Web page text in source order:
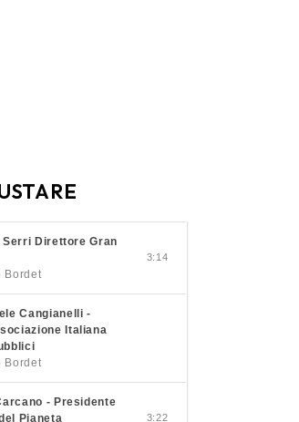
Direttore Gran
Bordet
3:14
Cangianelli -
Italiana
Bordet
- Presidente
Pianeta
3:22